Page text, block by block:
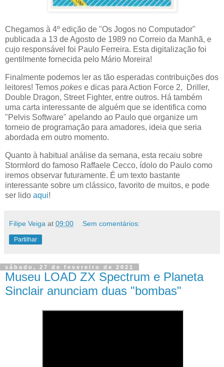
Chegamos à 4º edição de "Os Jogos no Computador"
publicada a 13 de Agosto de 1989 no Correio da Manhã, e
cujo responsável foi Paulo Ferreira. Esta digitalização foi
gentilmente fornecida pelo Mário Moreira!
Finalmente podemos ler as tão esperadas contribuições dos
leitores! Temos pokes e dicas para Action Force 2, Driller,
Double Dragon, Street Fighter, entre outros. Há também
uma carta interessante de alguém que se identifica como
"Pelvis Software" apelando ao Paulo que organize um
torneio de programação para amadores, ideia que seria
abordada em outro momento.
Quanto à habitual análise da semana, esta recaiu sobre
Stormlord do famoso Raffaele Cecco, ídolo do Paulo como
iremos observar futuramente. É um texto bastante
interessante sobre um clássico, favorito de muitos, e pode
ser lido aqui!
Filipe Veiga at 09:00 Sem comentários:
Partilhar
sábado, 27 de fevereiro de 2021
Museu LOAD ZX Spectrum e Planeta
Sinclair anunciam duas "bombas"